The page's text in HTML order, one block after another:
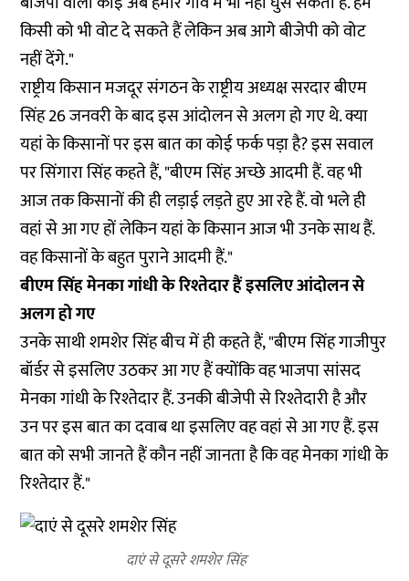
किसी को भी वोट दे सकते हैं लेकिन अब आगे बीजेपी को वोट
नहीं देंगे."
राष्ट्रीय किसान मजदूर संगठन के राष्ट्रीय अध्यक्ष सरदार बीएम
सिंह 26 जनवरी के बाद इस आंदोलन से अलग हो गए थे. क्या
यहां के किसानों पर इस बात का कोई फर्क पड़ा है? इस सवाल
पर सिंगारा सिंह कहते हैं, "बीएम सिंह अच्छे आदमी हैं. वह भी
आज तक किसानों की ही लड़ाई लड़ते हुए आ रहे हैं. वो भले ही
वहां से आ गए हों लेकिन यहां के किसान आज भी उनके साथ हैं.
वह किसानों के बहुत पुराने आदमी हैं."
बीएम सिंह मेनका गांधी के रिश्तेदार हैं इसलिए आंदोलन से
अलग हो गए
उनके साथी शमशेर सिंह बीच में ही कहते हैं, "बीएम सिंह गाजीपुर
बॉर्डर से इसलिए उठकर आ गए हैं क्योंकि वह भाजपा सांसद
मेनका गांधी के रिश्तेदार हैं. उनकी बीजेपी से रिश्तेदारी है और
उन पर इस बात का दवाब था इसलिए वह वहां से आ गए हैं. इस
बात को सभी जानते हैं कौन नहीं जानता है कि वह मेनका गांधी के
रिश्तेदार हैं."
दाएं से दूसरे शमशेर सिंह